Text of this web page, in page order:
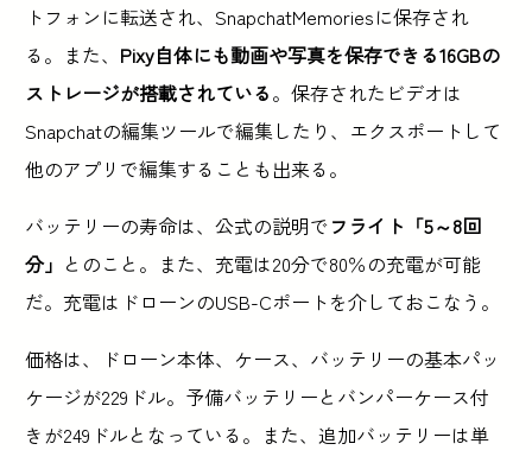
トフォンに転送され、SnapchatMemoriesに保存され
る。また、 Pixy自体にも動画や写真を保存できる16GBの
ストレージが搭載されている。保存されたビデオは
Snapchatの編集ツールで編集したり、エクスポートして
他のアプリで編集することも出来る。
バッテリーの寿命は、公式の説明でフライト「5～8回
分」 とのこと。また、充電は20分で80％の充電が可能
だ。充電はドローンのUSB-Cポートを介しておこなう。
価格は、ドローン本体、ケース、バッテリーの基本パッ
ケージが229ドル。予備バッテリーとバンパーケース付
きが249ドルとなっている。また、追加バッテリーは単